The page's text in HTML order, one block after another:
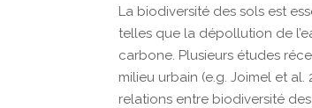
La biodiversité des sols est
telles que la dépollution de
carbone. Plusieurs études
milieu urbain (e.g. Joimel et al.
relations entre biodiversité